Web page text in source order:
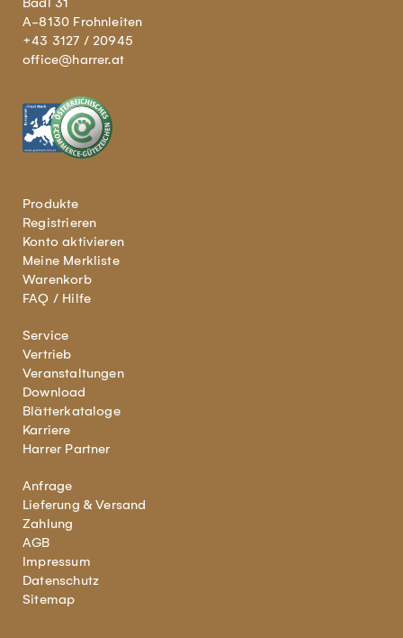
A-8130 Frohnleiten
+43 3127 / 20945
office@harrer.at
Produkte
Registrieren
Konto aktivieren
Meine Merkliste
Warenkorb
FAQ / Hilfe
Service
Vertrieb
Veranstaltungen
Download
Blätterkataloge
Karriere
Harrer Partner
Anfrage
Lieferung & Versand
Zahlung
AGB
Impressum
Datenschutz
Sitemap